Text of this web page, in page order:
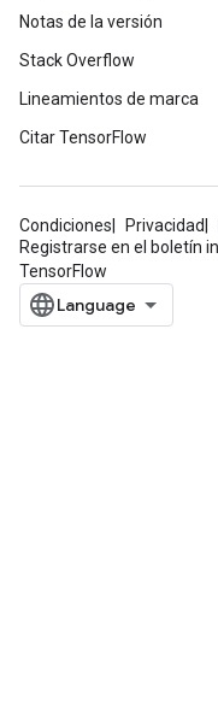
Notas de la versión
Stack Overflow
Lineamientos de marca
Citar TensorFlow
Condiciones Privacidad
Registrarse en el boletín
TensorFlow